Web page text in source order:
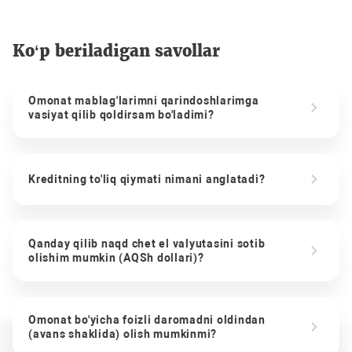
Ko‘p beriladigan savollar
Omonat mablag'larimni qarindoshlarimga
vasiyat qilib qoldirsam bo'ladimi?
Kreditning to'liq qiymati nimani anglatadi?
Qanday qilib naqd chet el valyutasini sotib
olishim mumkin (AQSh dollari)?
Omonat bo'yicha foizli daromadni oldindan
(avans shaklida) olish mumkinmi?